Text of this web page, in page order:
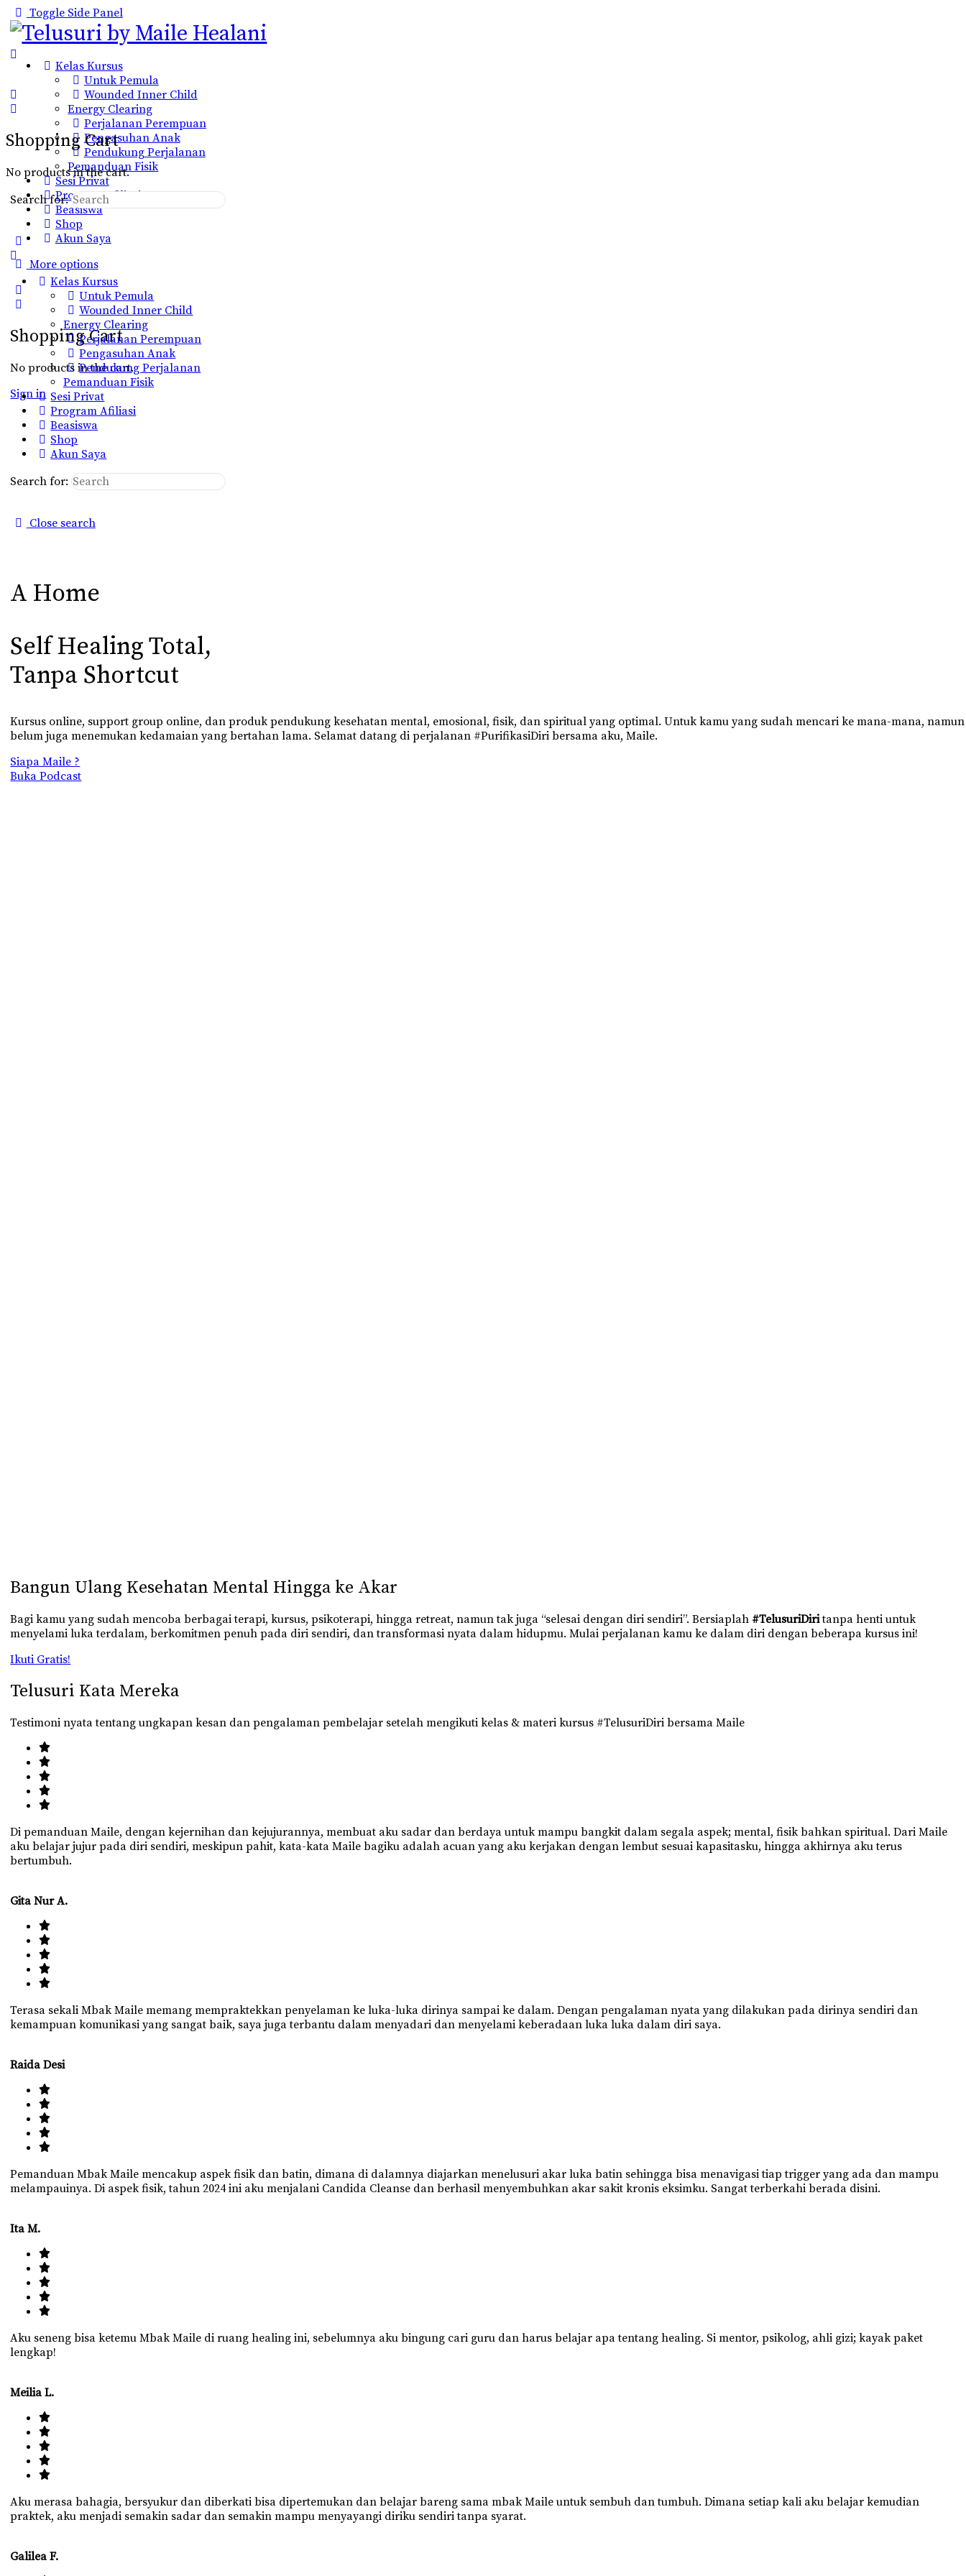
Toggle Side Panel
Kelas Kursus
Untuk Pemula
Wounded Inner Child
Energy Clearing
Perjalanan Perempuan
Pengasuhan Anak
Pendukung Perjalanan
Pemanduan Fisik
Sesi Privat
Program Afiliasi
Beasiswa
Shop
Akun Saya
More options
Shopping Cart
No products in the cart.
Sign in
Shopping Cart
No products in the cart.
Search for:
Kelas Kursus
Untuk Pemula
Wounded Inner Child
Energy Clearing
Perjalanan Perempuan
Pengasuhan Anak
Pendukung Perjalanan
Pemanduan Fisik
Sesi Privat
Program Afiliasi
Beasiswa
Shop
Akun Saya
Search for:
Close search
A Home
Self Healing Total,
Tanpa Shortcut
Kursus online, support group online, dan produk pendukung kesehatan mental, emosional, fisik, dan spiritual yang optimal. Untuk kamu yang sudah mencari ke mana-mana, namun
belum juga menemukan kedamaian yang bertahan lama. Selamat datang di perjalanan #PurifikasiDiri bersama aku, Maile.
Siapa Maile ?
Buka Podcast
Bangun Ulang Kesehatan Mental Hingga ke Akar
Bagi kamu yang sudah mencoba berbagai terapi, kursus, psikoterapi, hingga retreat, namun tak juga “selesai dengan diri sendiri”. Bersiaplah #TelusuriDiritanpa henti untuk
menyelami luka terdalam, berkomitmen penuh pada diri sendiri, dan transformasi nyata dalam hidupmu. Mulai perjalanan kamu ke dalam diri dengan beberapa kursus ini!
Ikuti Gratis!
Telusuri Kata Mereka
Testimoni nyata tentang ungkapan kesan dan pengalaman pembelajar setelah mengikuti kelas & materi kursus #TelusuriDiri bersama Maile
Di pemanduan Maile, dengan kejernihan dan kejujurannya, membuat aku sadar dan berdaya untuk mampu bangkit dalam segala aspek; mental, fisik bahkan spiritual. Dari Maile
aku belajar jujur pada diri sendiri, meskipun pahit, kata-kata Maile bagiku adalah acuan yang aku kerjakan dengan lembut sesuai kapasitasku, hingga akhirnya aku terus
bertumbuh.
Gita Nur A.
Terasa sekali Mbak Maile memang mempraktekkan penyelaman ke luka-luka dirinya sampai ke dalam. Dengan pengalaman nyata yang dilakukan pada dirinya sendiri dan
kemampuan komunikasi yang sangat baik, saya juga terbantu dalam menyadari dan menyelami keberadaan luka luka dalam diri saya.
Raida Desi
Pemanduan Mbak Maile mencakup aspek fisik dan batin, dimana di dalamnya diajarkan menelusuri akar luka batin sehingga bisa menavigasi tiap trigger yang ada dan mampu
melampauinya. Di aspek fisik, tahun 2024 ini aku menjalani Candida Cleanse dan berhasil menyembuhkan akar sakit kronis eksimku. Sangat terberkahi berada disini.
Ita M.
Aku seneng bisa ketemu Mbak Maile di ruang healing ini, sebelumnya aku bingung cari guru dan harus belajar apa tentang healing. Si mentor, psikolog, ahli gizi; kayak paket
lengkap!
Meilia L.
Aku merasa bahagia, bersyukur dan diberkati bisa dipertemukan dan belajar bareng sama mbak Maile untuk sembuh dan tumbuh. Dimana setiap kali aku belajar kemudian
praktek, aku menjadi semakin sadar dan semakin mampu menyayangi diriku sendiri tanpa syarat.
Galilea F.